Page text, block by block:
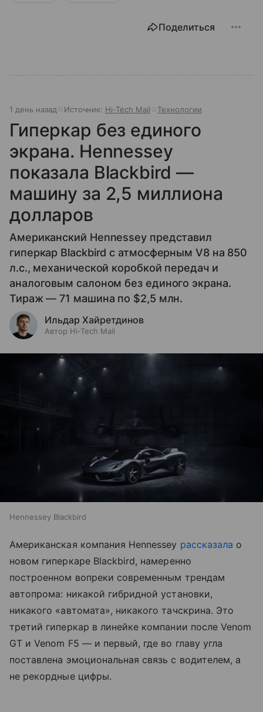
Поделиться
1 день назад Источник: Hi-Tech Mail Технологии
Гиперкар без единого
экрана. Hennessey
показала Blackbird —
машину за 2,5 миллиона
долларов
Американский Hennessey представил
гиперкар Blackbird с атмосферным V8 на 850
л.с., механической коробкой передач и
аналоговым салоном без единого экрана.
Тираж — 71 машина по $2,5 млн.
Ильдар Хайретдинов
Автор Hi-Tech Mail
Hennessey Blackbird
Американская компания Hennessey рассказала о
новом гиперкаре Blackbird, намеренно
построенном вопреки современным трендам
автопрома: никакой гибридной установки,
никакого «автомата», никакого тачскрина. Это
третий гиперкар в линейке компании после Venom
GT и Venom F5 — и первый, где во главу угла
поставлена эмоциональная связь с водителем, а
не рекордные цифры.